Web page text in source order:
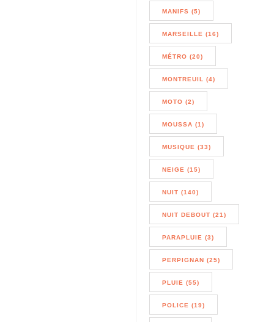
MANIFS (5)
MARSEILLE (16)
MÉTRO (20)
MONTREUIL (4)
MOTO (2)
MOUSSA (1)
MUSIQUE (33)
NEIGE (15)
NUIT (140)
NUIT DEBOUT (21)
PARAPLUIE (3)
PERPIGNAN (25)
PLUIE (55)
POLICE (19)